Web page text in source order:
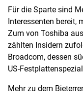
Für die Sparte sind
Interessenten bereit,
Zum von Toshiba
zählten Insidern
Broadcom, dessen
US-
Mehr zu dem